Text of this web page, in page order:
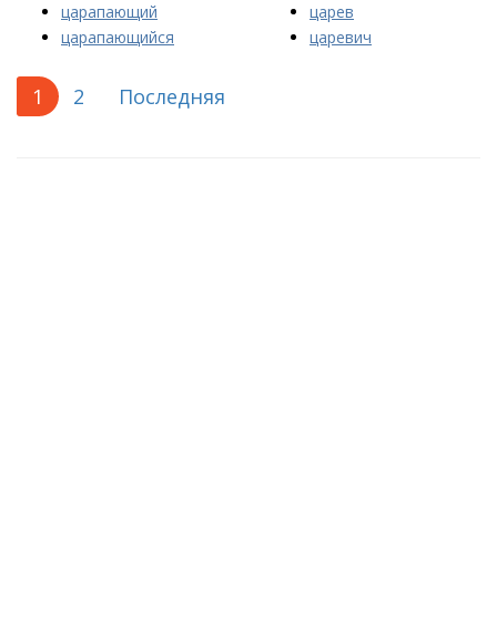
царапающий
царапающийся
царев
царевич
1 2 Последняя